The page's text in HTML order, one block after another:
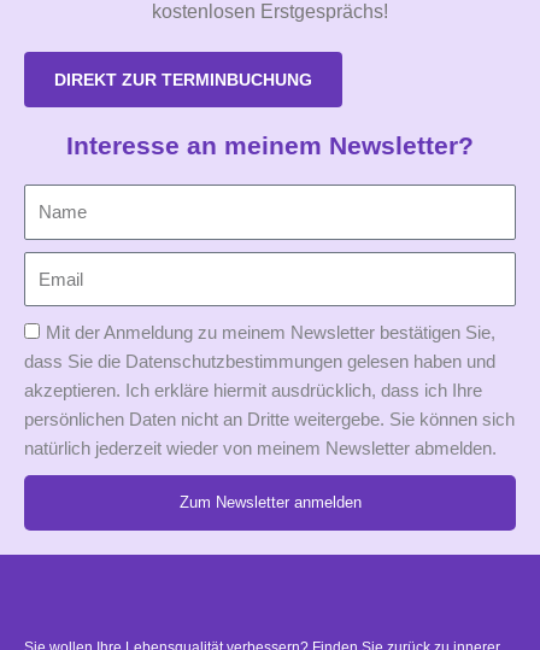
kostenlosen Erstgesprächs!
DIREKT ZUR TERMINBUCHUNG
Interesse an meinem Newsletter?
Mit der Anmeldung zu meinem Newsletter bestätigen Sie,
dass Sie die Datenschutzbestimmungen gelesen haben und
akzeptieren. Ich erkläre hiermit ausdrücklich, dass ich Ihre
persönlichen Daten nicht an Dritte weitergebe. Sie können sich
natürlich jederzeit wieder von meinem Newsletter abmelden.
Zum Newsletter anmelden